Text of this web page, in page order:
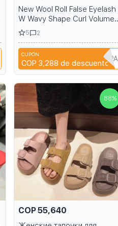
New Wool Roll False Eyelash
W Wavy Shape Curl Volume
Eyelash Extension Fluffy Soft
Full DIY 3D 5D Cat Eye Lash
Extension
5 2
CUPÓN
COP 3,288 de descuento
A6R1B6EH1PPA
88%
COP 55,640